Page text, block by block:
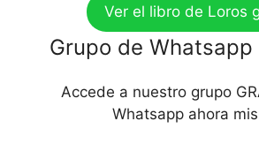
Ver el libro de Loros
Grupo de Whatsapp
Accede a nuestro grupo
Whatsapp ahora